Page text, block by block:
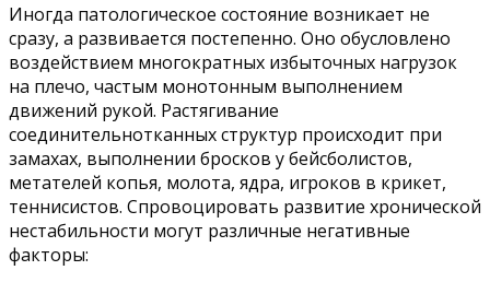
Иногда патологическое состояние возникает не
сразу, а развивается постепенно. Оно обусловлено
воздействием многократных избыточных нагрузок
на плечо, частым монотонным выполнением
движений рукой. Растягивание
соединительнотканных структур происходит при
замахах, выполнении бросков у бейсболистов,
метателей копья, молота, ядра, игроков в крикет,
теннисистов. Спровоцировать развитие хронической
нестабильности могут различные негативные
факторы: